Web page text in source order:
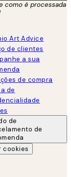
como é processada
Art Advice
de clientes
a sua
de compra
de
de
de
cookies